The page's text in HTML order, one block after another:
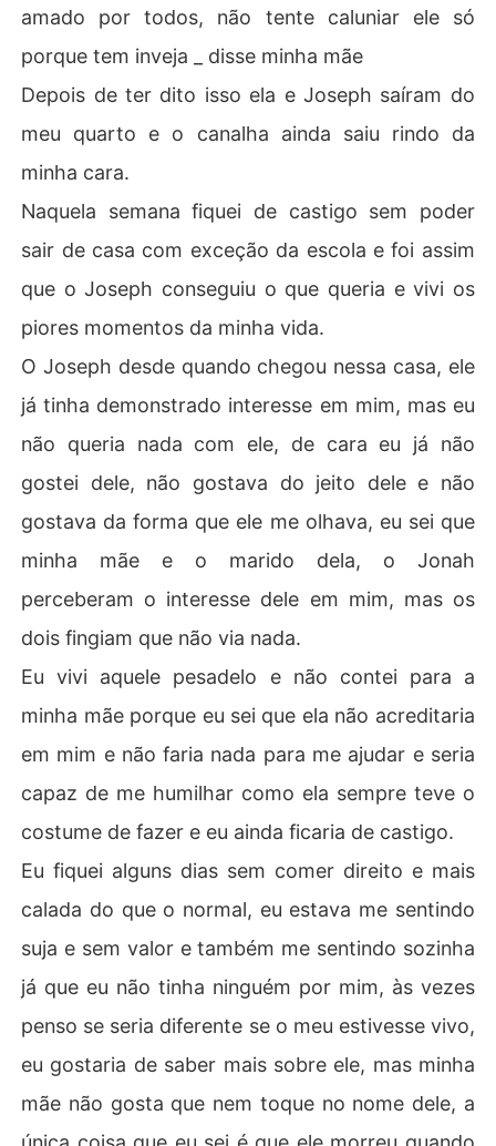
amado por todos, não tente caluniar ele só
porque tem inveja _ disse minha mãe
Depois de ter dito isso ela e Joseph saíram do
meu quarto e o canalha ainda saiu rindo da
minha cara.
Naquela semana fiquei de castigo sem poder
sair de casa com exceção da escola e foi assim
que o Joseph conseguiu o que queria e vivi os
piores momentos da minha vida.
O Joseph desde quando chegou nessa casa, ele
já tinha demonstrado interesse em mim, mas eu
não queria nada com ele, de cara eu já não
gostei dele, não gostava do jeito dele e não
gostava da forma que ele me olhava, eu sei que
minha mãe e o marido dela, o Jonah
perceberam o interesse dele em mim, mas os
dois fingiam que não via nada.
Eu vivi aquele pesadelo e não contei para a
minha mãe porque eu sei que ela não acreditaria
em mim e não faria nada para me ajudar e seria
capaz de me humilhar como ela sempre teve o
costume de fazer e eu ainda ficaria de castigo.
Eu fiquei alguns dias sem comer direito e mais
calada do que o normal, eu estava me sentindo
suja e sem valor e também me sentindo sozinha
já que eu não tinha ninguém por mim, às vezes
penso se seria diferente se o meu estivesse vivo,
eu gostaria de saber mais sobre ele, mas minha
mãe não gosta que nem toque no nome dele, a